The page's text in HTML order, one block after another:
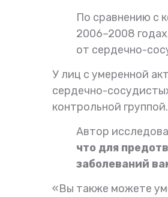
По сравнению с
2006–2008
от сердечно-
У лиц с умеренной
сердечно-
контрольной группой.
Автор
что для
заболеваний
«Вы также можете